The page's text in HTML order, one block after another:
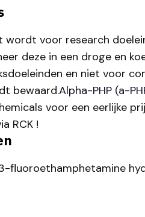
wordt voor research
deze in een droge en
en niet voor
bewaard.Alpha-PHP (a-
voor een eerlijke
RCK !
fluoroethamphetamine